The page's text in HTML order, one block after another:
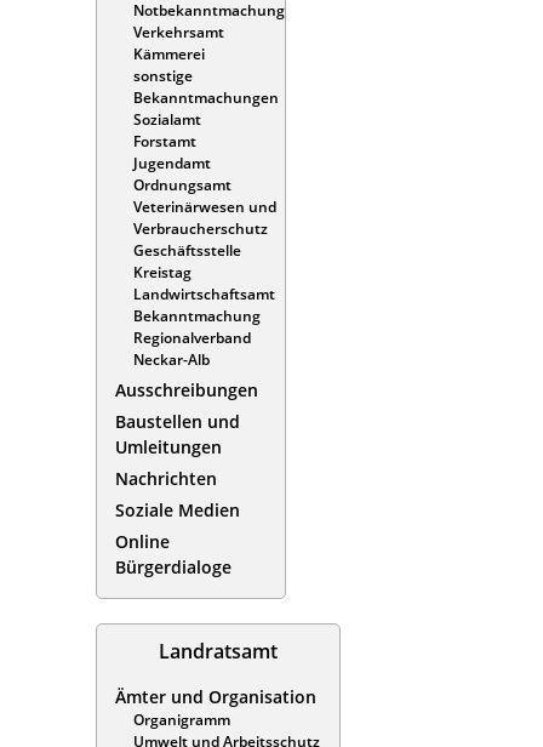
Notbekanntmachung
Verkehrsamt
Kämmerei
sonstige
Bekanntmachungen
Sozialamt
Forstamt
Jugendamt
Ordnungsamt
Veterinärwesen und
Verbraucherschutz
Geschäftsstelle
Kreistag
Landwirtschaftsamt
Bekanntmachung
Regionalverband
Neckar-Alb
Ausschreibungen
Baustellen und
Umleitungen
Nachrichten
Soziale Medien
Online
Bürgerdialoge
Landratsamt
Ämter und Organisation
Organigramm
Umwelt und Arbeitsschutz